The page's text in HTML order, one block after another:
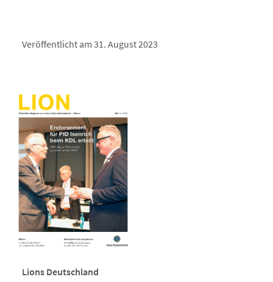
Veröffentlicht am 31. August 2023
Lions Deutschland